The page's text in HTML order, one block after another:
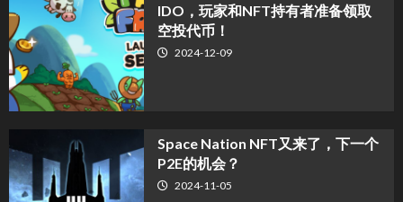
IDO，玩家和NFT持有者准备领取
空投代币！
2024-12-09
Space Nation NFT又来了，下一个
P2E的机会？
2024-11-05